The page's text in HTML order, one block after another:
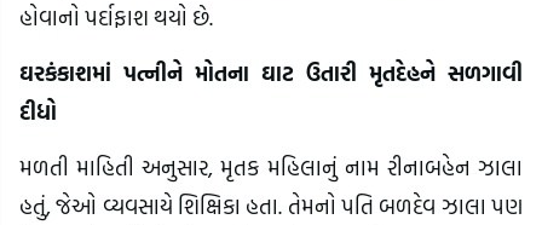
હોવાનો પર્દાફાશ થયો છે.
ઘરકંકાશમાં પત્નીને મોતના ઘાટ ઉતારી મૃતદેહને સળગાવી
દીધો
મળતી માહિતી અનુસાર, મૃતક મહિલાનું નામ રીનાબહેન ઝાલા
હતું, જેઓ વ્યવસાયે શિક્ષિકા હતા. તેમનો પતિ બળદેવ ઝાલા પણ